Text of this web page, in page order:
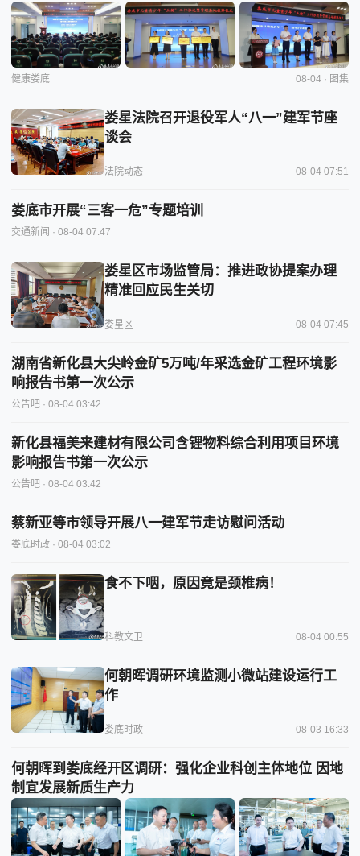
健康娄底 08-04 · 图集
娄星法院召开退役军人“八一”建军节座
谈会
法院动态 08-04 07:51
娄底市开展“三客一危”专题培训
交通新闻 · 08-04 07:47
娄星区市场监管局：推进政协提案办理
精准回应民生关切
娄星区 08-04 07:45
湖南省新化县大尖岭金矿5万吨/年采选金矿工程环境影
响报告书第一次公示
公告吧 · 08-04 03:42
新化县福美来建材有限公司含锂物料综合利用项目环境
影响报告书第一次公示
公告吧 · 08-04 03:42
蔡新亚等市领导开展八一建军节走访慰问活动
娄底时政 · 08-04 03:02
食不下咽，原因竟是颈椎病！
科教文卫 08-04 00:55
何朝晖调研环境监测小微站建设运行工
作
娄底时政 08-03 16:33
何朝晖到娄底经开区调研：强化企业科创主体地位 因地
制宜发展新质生产力